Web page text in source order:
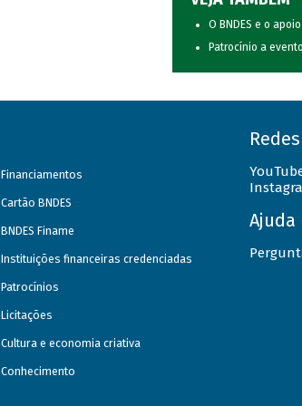
O BNDES e o
Patrocínio a
Financiamentos
Cartão BNDES
BNDES Finame
Instituições financeiras credenciadas
Patrocínios
Licitações
Cultura e economia criativa
Conhecimento
Ajuda